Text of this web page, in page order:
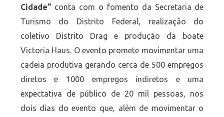
Cidade” conta com o fomento da Secretaria de
Turismo do Distrito Federal, realização do
coletivo Distrito Drag e produção da boate
Victoria Haus. O evento promete movimentar uma
cadeia produtiva gerando cerca de 500 empregos
diretos e 1000 empregos indiretos e uma
expectativa de público de 20 mil pessoas, nos
dois dias do evento que, além de movimentar o